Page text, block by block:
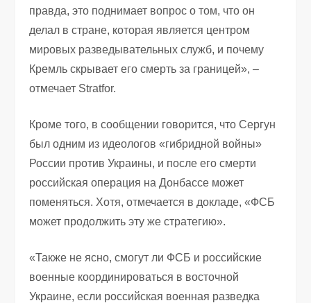
правда, это поднимает вопрос о том, что он
делал в стране, которая является центром
мировых разведывательных служб, и почему
Кремль скрывает его смерть за границей», –
отмечает Stratfor.
Кроме того, в сообщении говорится, что Сергун
был одним из идеологов «гибридной войны»
России против Украины, и после его смерти
российская операция на Донбассе может
поменяться. Хотя, отмечается в докладе, «ФСБ
может продолжить эту же стратегию».
«Также не ясно, смогут ли ФСБ и российские
военные координироваться в восточной
Украине, если российская военная разведка